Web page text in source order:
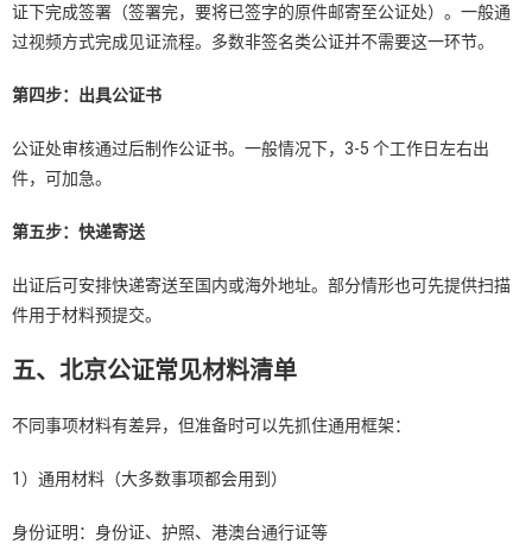
证下完成签署（签署完，要将已签字的原件邮寄至公证处）。一般通
过视频方式完成见证流程。多数非签名类公证并不需要这一环节。
第四步：出具公证书
公证处审核通过后制作公证书。一般情况下，3-5 个工作日左右出
件，可加急。
第五步：快递寄送
出证后可安排快递寄送至国内或海外地址。部分情形也可先提供扫描
件用于材料预提交。
五、北京公证常见材料清单
不同事项材料有差异，但准备时可以先抓住通用框架：
1）通用材料（大多数事项都会用到）
身份证明：身份证、护照、港澳台通行证等